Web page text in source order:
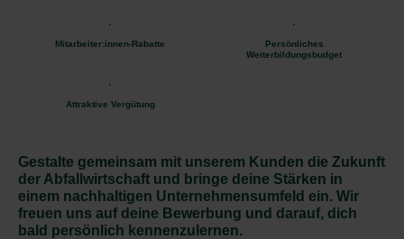
Mitarbeiter:innen-Rabatte
Persönliches
Weiterbildungsbudget
Attraktive Vergütung
Gestalte gemeinsam mit unserem Kunden die Zukunft
der Abfallwirtschaft und bringe deine Stärken in
einem nachhaltigen Unternehmensumfeld ein. Wir
freuen uns auf deine Bewerbung und darauf, dich
bald persönlich kennenzulernen.